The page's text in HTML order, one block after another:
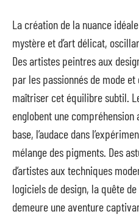
La création de la nuance
mystère et d’art délicat,
Des artistes peintres aux
par les passionnés de mode
maîtriser cet équilibre subtil.
englobent une
base, l’audace dans
mélange des pigments. Des
d’artistes aux techniques
logiciels de design, la quête
demeure une aventure